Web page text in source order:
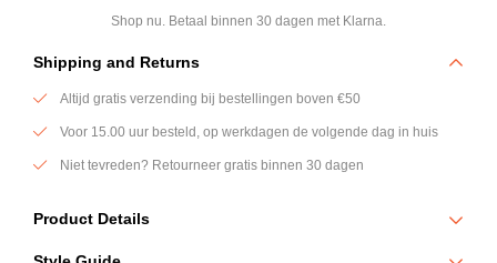
Shop nu. Betaal binnen 30 dagen met Klarna.
Shipping and Returns
Altijd gratis verzending bij bestellingen boven €50
Voor 15.00 uur besteld, op werkdagen de volgende dag in huis
Niet tevreden? Retourneer gratis binnen 30 dagen
Product Details
Dit witte Genti T-shirt combineert een cleane basis met een